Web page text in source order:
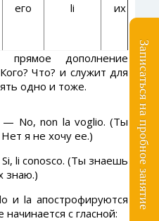
его li их
дополнение
Что? и служит для
одно и тоже.
— No, non la voglio. (Ты
я не хочу ее.)
li conosco. (Ты знаешь
знаю.)
и la апострофируются
с гласной:
Записаться на пробное занятие